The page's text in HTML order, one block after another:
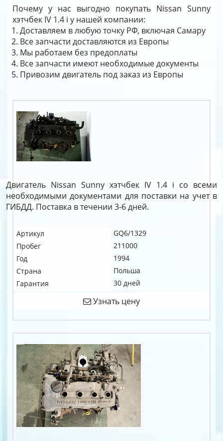
Почему у нас выгодно покупать Nissan Sunny
хэтчбек IV 1.4 i у нашей компании:
Доставляем в любую точку РФ, включая Самару
Все запчасти доставляются из Европы
Мы работаем без предоплаты
Все запчасти имеют необходимые документы
Привозим двигатель под заказ из Европы
Двигатель Nissan Sunny хэтчбек IV 1.4 i со всеми
необходимыми документами для поставки на учет в
ГИБДД. Поставка в течении 3-6 дней.
Артикул
GQ6/1329
Пробег
211000
Год
1994
Страна
Польша
Гарантия
30 дней
Узнать цену